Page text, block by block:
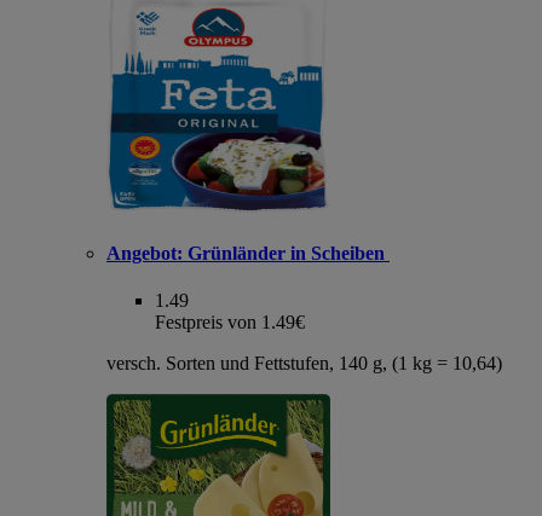
Angebot: Grünländer in Scheiben
1.49
Festpreis von 1.49€
versch. Sorten und Fettstufen, 140 g, (1 kg = 10,64)